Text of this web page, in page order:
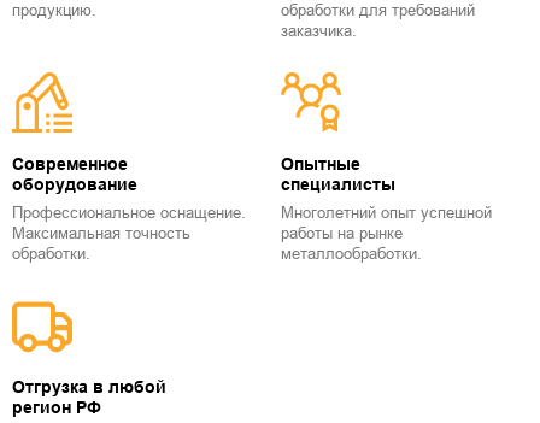
продукцию.
обработки для требований
заказчика.
Современное
оборудование
Профессиональное оснащение.
Максимальная точность
обработки.
Опытные
специалисты
Многолетний опыт успешной
работы на рынке
металлообработки.
Отгрузка в любой
регион РФ